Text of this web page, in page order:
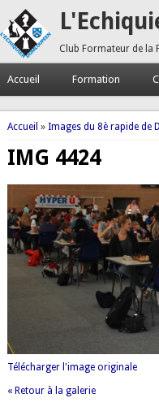
Club Formateur de la
Accueil Formation
Vous êtes ici
Accueil » Images du 8è rapide de
IMG 4424
Télécharger l'image originale
« Retour à la galerie